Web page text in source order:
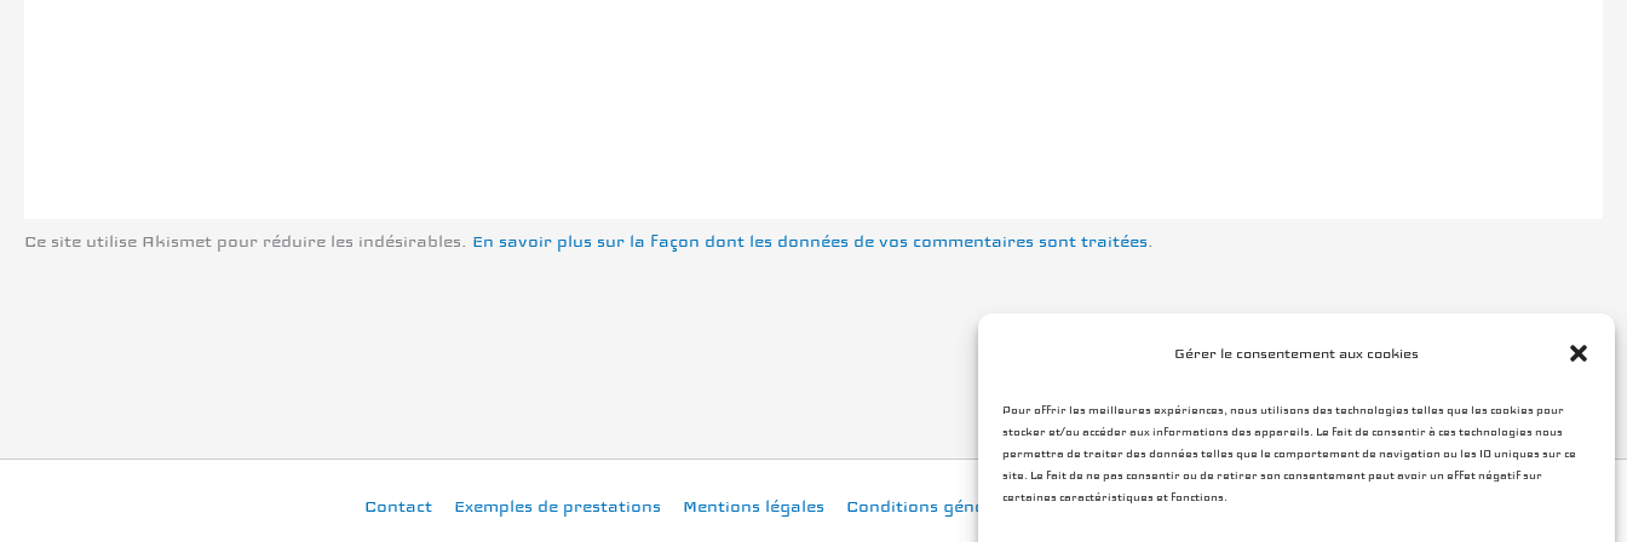
Gérer le consentement aux cookies
Pour offrir les meilleures expériences, nous utilisons des technologies telles que les cookies pour
stocker et/ou accéder aux informations des appareils. Le fait de consentir à ces technologies nous
permettra de traiter des données telles que le comportement de navigation ou les ID uniques sur ce
site. Le fait de ne pas consentir ou de retirer son consentement peut avoir un effet négatif sur
certaines caractéristiques et fonctions.
Ce site utilise Akismet pour réduire les indésirables. En savoir plus sur la façon dont les données de vos commentaires sont traitées.
Contact Exemples de prestations Mentions légales Conditions générales Politique de cookies (UE)